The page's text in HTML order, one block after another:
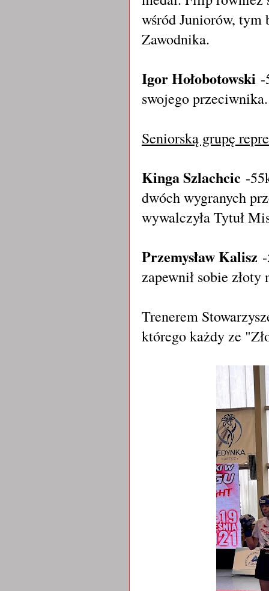
wśród Juniorów, tym
Zawodnika.
Igor Hołobotowski -
swojego przeciwnika.
Seniorską grupę
Kinga Szlachcic -
dwóch wygranych
wywalczyła Tytuł
Przemysław Kalisz
zapewnił sobie
Trenerem
którego każdy ze